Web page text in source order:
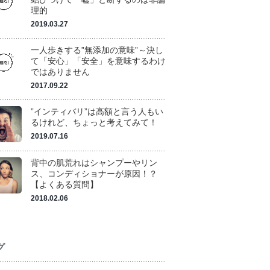
理的
2019.03.27
一人歩きする”無添加の意味”～決し
て「安心」「安全」を意味するわけ
ではありません
2017.09.22
”インティバリ”は高額と言う人もい
るけれど、ちょっと考えてみて！
2019.07.16
背中の肌荒れはシャンプーやリン
ス、コンディショナーが原因！？
【よくある質問】
2018.02.06